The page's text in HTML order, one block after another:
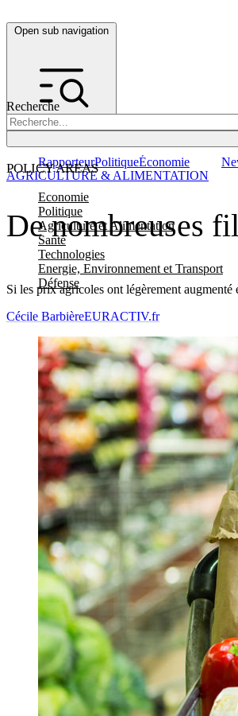
Open sub navigation
Recherche
POLICY AREAS
Economie
Politique
Agriculture et Alimentation
Santé
Technologies
Energie, Environnement et Transport
Défense
RapporteurPolitiqueÉconomie
De nombreuses
Si les prix agricoles ont légèrement
AGRICULTURE & ALIMENTATION
Cécile BarbièreEURACTIV.fr